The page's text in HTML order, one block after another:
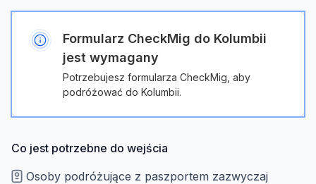
Formularz CheckMig do Kolumbii
jest wymagany
Potrzebujesz formularza CheckMig, aby
podróżować do Kolumbii.
Co jest potrzebne do wejścia
Osoby podróżujące z paszportem zazwyczaj